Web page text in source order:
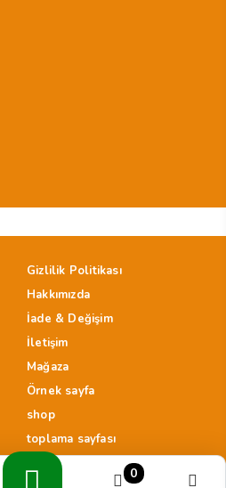
0
Gizlilik Politikası
Hakkımızda
İade & Değişim
İletişim
Mağaza
Örnek sayfa
shop
toplama sayfası
Saklıdır. © 2025 Tarımsal Tedarik Shop